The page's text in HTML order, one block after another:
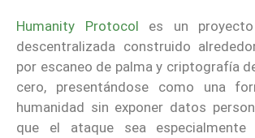
Humanity Protocol es un
descentralizada construido
por escaneo de palma y criptografía
cero, presentándose como una
humanidad sin exponer datos
que el ataque sea especialmente